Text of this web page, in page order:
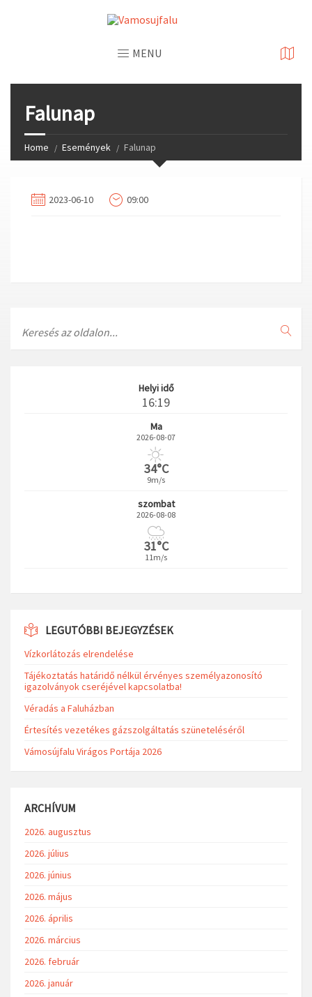
MENU
Falunap
Home Események Falunap
2023-06-10 09:00
Helyi idő
16:19
Ma
2026-08-07
34°C
9m/s
szombat
2026-08-08
31°C
11m/s
LEGUTÓBBI BEJEGYZÉSEK
Vízkorlátozás elrendelése
Tájékoztatás határidő nélkül érvényes személyazonosító
igazolványok cseréjével kapcsolatba!
Véradás a Faluházban
Értesítés vezetékes gázszolgáltatás szüneteléséről
Vámosújfalu Virágos Portája 2026
ARCHÍVUM
2026. augusztus
2026. július
2026. június
2026. május
2026. április
2026. március
2026. február
2026. január